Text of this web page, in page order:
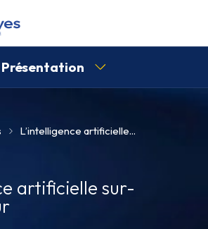
Présentation
L’intelligence artificielle...
artificielle sur-